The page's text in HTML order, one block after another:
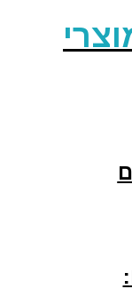
: